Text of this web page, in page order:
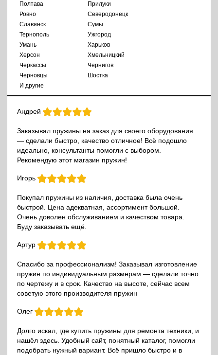
Полтава
Прилуки
Ровно
Северодонецк
Славянск
Сумы
Тернополь
Ужгород
Умань
Харьков
Херсон
Хмельницкий
Черкассы
Чернигов
Черновцы
Шостка
И другие
Андрей
Заказывал пружины на заказ для своего оборудования
— сделали быстро, качество отличное! Всё подошло
идеально, консультанты помогли с выбором.
Рекомендую этот магазин пружин!
Игорь
Покупал пружины из наличия, доставка была очень
быстрой. Цена адекватная, ассортимент большой.
Очень доволен обслуживанием и качеством товара.
Буду заказывать ещё.
Артур
Спасибо за профессионализм! Заказывал изготовление
пружин по индивидуальным размерам — сделали точно
по чертежу и в срок. Качество на высоте, сейчас всем
советую этого производителя пружин
Олег
Долго искал, где купить пружины для ремонта техники, и
нашёл здесь. Удобный сайт, понятный каталог, помогли
подобрать нужный вариант. Всё пришло быстро и в